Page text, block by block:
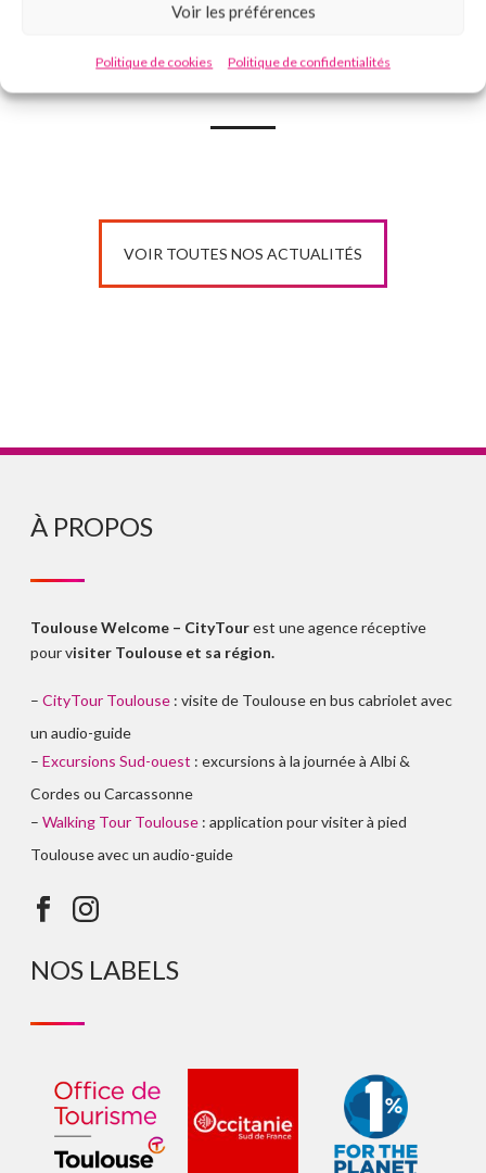
Voir les préférences
Politique de cookies Politique de confidentialités
VOIR TOUTES NOS ACTUALITÉS
À PROPOS
Toulouse Welcome – CityTourest une agence réceptive
pour visiter Toulouse et sa région.
–CityTour Toulouse : visite de Toulouse en bus cabriolet avec
un audio-guide
–Excursions Sud-ouest : excursions à la journée à Albi &
Cordes ou Carcassonne
–Walking Tour Toulouse : application pour visiter à pied
Toulouse avec un audio-guide
NOS LABELS